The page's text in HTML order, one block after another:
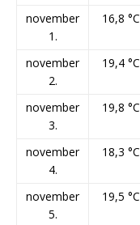
november
1.
16,8 °C
november
2.
19,4 °C
november
3.
19,8 °C
november
4.
18,3 °C
november
5.
19,5 °C